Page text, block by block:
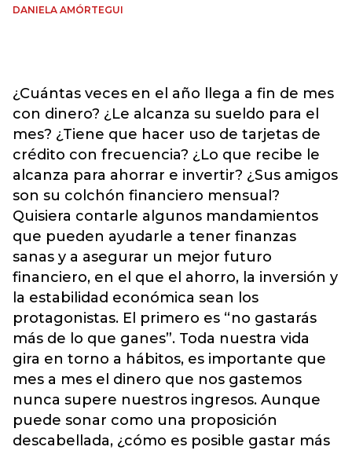
DANIELA AMÓRTEGUI
¿Cuántas veces en el año llega a fin de mes
con dinero? ¿Le alcanza su sueldo para el
mes? ¿Tiene que hacer uso de tarjetas de
crédito con frecuencia? ¿Lo que recibe le
alcanza para ahorrar e invertir? ¿Sus amigos
son su colchón financiero mensual?
Quisiera contarle algunos mandamientos
que pueden ayudarle a tener finanzas
sanas y a asegurar un mejor futuro
financiero, en el que el ahorro, la inversión y
la estabilidad económica sean los
protagonistas. El primero es “no gastarás
más de lo que ganes”. Toda nuestra vida
gira en torno a hábitos, es importante que
mes a mes el dinero que nos gastemos
nunca supere nuestros ingresos. Aunque
puede sonar como una proposición
descabellada, ¿cómo es posible gastar más